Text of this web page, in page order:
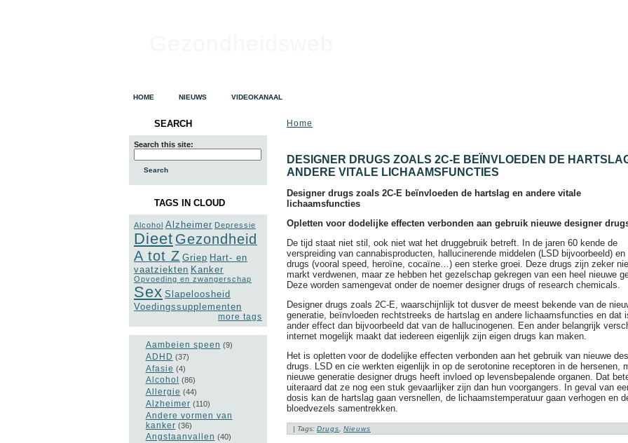
HOME NIEUWS VIDEOKANAAL
SEARCH
Search this site:
TAGS IN CLOUD
Alcohol Alzheimer Depressie
Dieet Gezondheid
A tot Z Griep Hart- en
vaatziekten Kanker
Opvoeding en zwangerschap
Sex Slapeloosheid
Voedingssupplementen
more tags
Aambeien speen (9)
ADHD (37)
Afasie (4)
Alcohol (86)
Allergie (44)
Alzheimer (110)
Andere vormen van
kanker (36)
Angstaanvallen (40)
Home
DESIGNER DRUGS ZOALS 2C-E BEÏNVLOEDEN DE
ANDERE VITALE LICHAAMSFUNCTIES
Designer drugs zoals 2C-E beïnvloeden de hartslag en andere vitale
lichaamsfuncties
Opletten voor dodelijke effecten verbonden aan gebruik nieuwe designer
De tijd staat niet stil, ook niet wat het druggebruik betreft. In de jaren 60 kende de
verspreiding van cannabisproducten, hallucinerende middelen (LSD bijvoorbeeld) en
drugs (vooral speed, heroïne, cocaïne…) een sterke groei. Deze drugs zijn zeker
markt verdwenen, maar ze hebben het gezelschap gekregen van een heel nieuwe
Deze worden samengevat onder de noemer designer drugs of research chemicals.
Designer drugs zoals 2C-E, waarschijnlijk tot dusver de meest bekende van de
generatie, beïnvloeden rechtstreeks de hartslag en andere lichaamsfuncties en dat
ander effect dan bijvoorbeeld dat van de hallucinogenen. Een ander belangrijk
internet mogelijk maakt dat iedereen eigenlijk zijn eigen drugs kan maken.
Het is opletten voor de dodelijke effecten verbonden aan het gebruik van nieuwe
drugs. LSD en cie werkten eigenlijk in op de serotonine receptoren in de hersenen,
nieuwe generatie designer drugs heeft invloed op levensbepalende organen. Dat
uiteraard dat ze nog een stuk gevaarlijker zijn dan hun voorgangers. In geval van
dosis kan de hartslag gaan versnellen, de lichaamstemperatuur gaan verhogen en
bloedvezels samentrekken.
| Tags: Drugs, Nieuws